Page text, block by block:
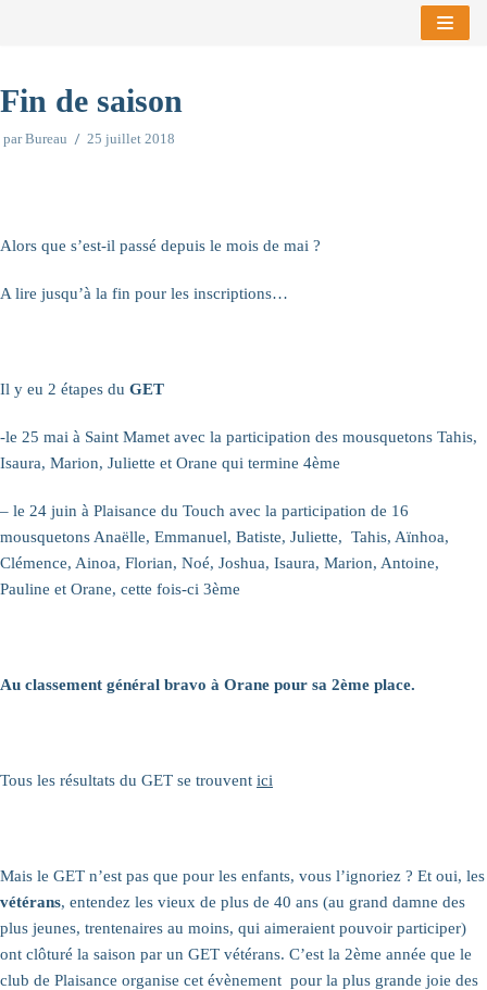
au
contenu
Fin de saison
parBureau 25 juillet 2018
Alors que s’est-il passé depuis le mois de mai ?
A lire jusqu’à la fin pour les inscriptions…
Il y eu 2 étapes du GET
-le 25 mai à Saint Mamet avec la participation des mousquetons Tahis,
Isaura, Marion, Juliette et Orane qui termine 4ème
– le 24 juin à Plaisance du Touch avec la participation de 16
mousquetons Anaëlle, Emmanuel, Batiste, Juliette, Tahis, Aïnhoa,
Clémence, Ainoa, Florian, Noé, Joshua, Isaura, Marion, Antoine,
Pauline et Orane, cette fois-ci 3ème
Au classement général bravo à Orane pour sa 2ème place.
Tous les résultats du GET se trouvent ici
Mais le GET n’est pas que pour les enfants, vous l’ignoriez ? Et oui, les
vétérans, entendez les vieux de plus de 40 ans (au grand damne des
plus jeunes, trentenaires au moins, qui aimeraient pouvoir participer)
ont clôturé la saison par un GET vétérans. C’est la 2ème année que le
club de Plaisance organise cet évènement pour la plus grande joie des